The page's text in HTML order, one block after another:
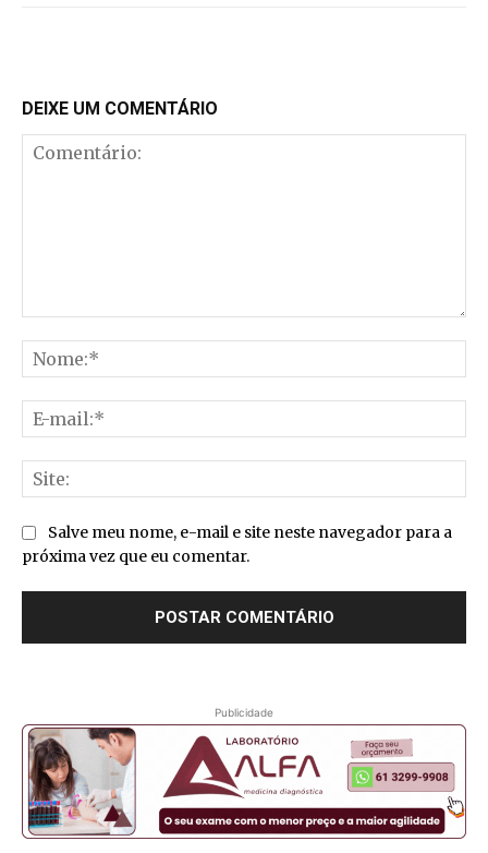
DEIXE UM COMENTÁRIO
Salve meu nome, e-mail e site neste navegador para a
próxima vez que eu comentar.
Publicidade